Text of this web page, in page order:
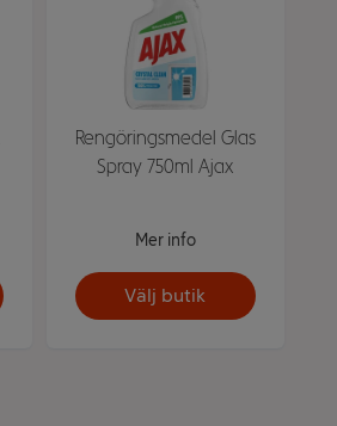
Rengöringsmedel Glas
Spray 750ml Ajax
Mer info
Välj butik